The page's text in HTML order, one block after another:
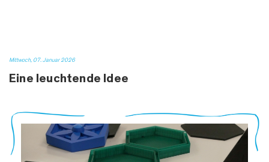
Mittwoch, 07. Januar 2026
Eine leuchtende Idee